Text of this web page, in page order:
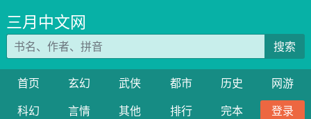
三月中文网
搜索
首页 玄幻 武侠 都市 历史
网游
科幻
言情 其他 排行 完本 登录